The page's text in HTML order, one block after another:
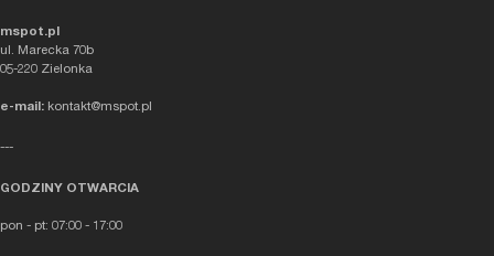
mspot.pl
ul. Marecka 70b
05-220 Zielonka
e-mail: kontakt@mspot.pl
---
GODZINY OTWARCIA
pon - pt: 07:00 - 17:00